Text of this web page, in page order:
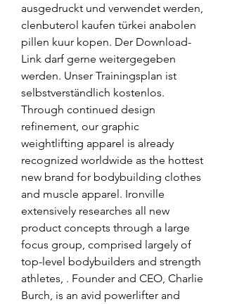
ausgedruckt und verwendet werden,
clenbuterol kaufen türkei anabolen
pillen kuur kopen. Der Download-
Link darf gerne weitergegeben
werden. Unser Trainingsplan ist
selbstverständlich kostenlos.
Through continued design
refinement, our graphic
weightlifting apparel is already
recognized worldwide as the hottest
new brand for bodybuilding clothes
and muscle apparel. Ironville
extensively researches all new
product concepts through a large
focus group, comprised largely of
top-level bodybuilders and strength
athletes, . Founder and CEO, Charlie
Burch, is an avid powerlifter and